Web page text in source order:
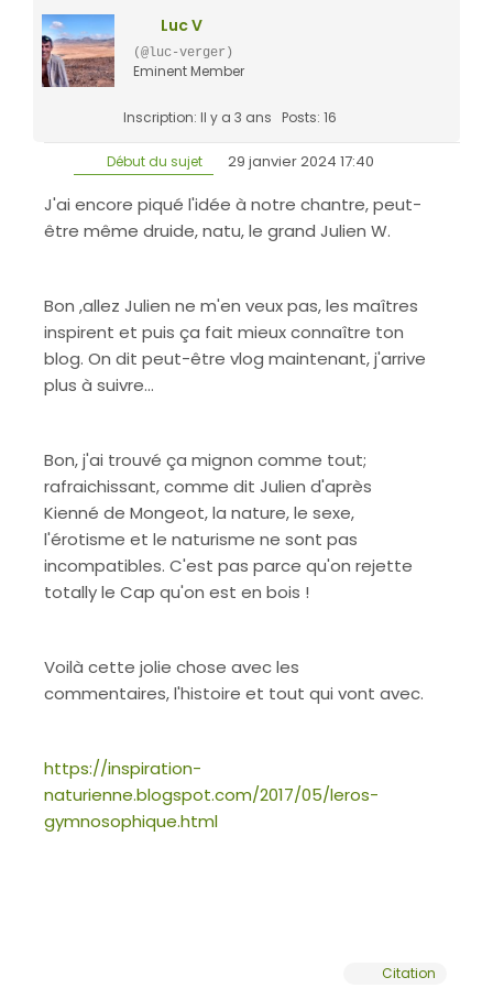
Luc V
(@luc-verger)
Eminent Member
Inscription: Il y a 3 ans Posts: 16
Début du sujet 29 janvier 2024 17:40
J'ai encore piqué l'idée à notre chantre, peut-
être même druide, natu, le grand Julien W.
Bon ,allez Julien ne m'en veux pas, les maîtres
inspirent et puis ça fait mieux connaître ton
blog. On dit peut-être vlog maintenant, j'arrive
plus à suivre...
Bon, j'ai trouvé ça mignon comme tout;
rafraichissant, comme dit Julien d'après
Kienné de Mongeot, la nature, le sexe,
l'érotisme et le naturisme ne sont pas
incompatibles. C'est pas parce qu'on rejette
totally le Cap qu'on est en bois !
Voilà cette jolie chose avec les
commentaires, l'histoire et tout qui vont avec.
https://inspiration-
naturienne.blogspot.com/2017/05/leros-
gymnosophique.html
Citation